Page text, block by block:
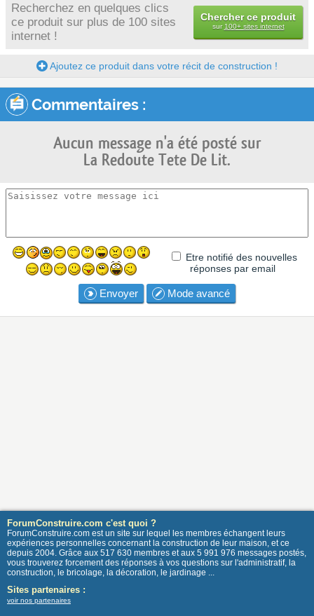
Recherchez en quelques clics
ce produit sur plus de 100 sites
internet !
Chercher ce produit
sur 100+ sites internet
Ajoutez ce produit dans votre récit de construction !
Commentaires :
Aucun message n'a été posté sur
La Redoute Tete De Lit.
Etre notifié des nouvelles
réponses par email
Envoyer Mode avancé
ForumConstruire.com c'est quoi ?
ForumConstruire.com est un site sur lequel les membres échangent leurs
expériences personnelles concernant la construction de leur maison, et ce
depuis 2004. Grâce aux 517 630 membres et aux 5 991 976 messages postés,
vous trouverez forcement des réponses à vos questions sur l'administratif, la
construction, le bricolage, la décoration, le jardinage ...
Sites partenaires :
voir nos partenaires